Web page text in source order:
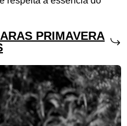
PRIMAVERA